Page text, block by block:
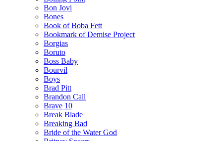
Bon Jovi
Bones
Book of Boba Fett
Bookmark of Demise Project
Borgias
Boruto
Boss Baby
Bourvil
Boys
Brad Pitt
Brandon Call
Brave 10
Break Blade
Breaking Bad
Bride of the Water God